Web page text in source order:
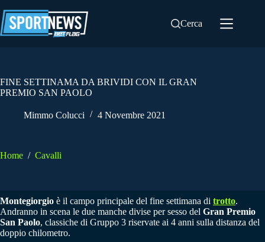
al
contenuto
Cerca
FINE SETTINAMA DA BRIVIDI CON IL GRAN
PREMIO SAN PAOLO
Mimmo Colucci 4 Novembre 2021
Home / Cavalli
Montegiorgio è il campo principale del fine settimana di trotto.
Andranno in scena le due manche divise per sesso del Gran Premio
San Paolo, classiche di Gruppo 3 riservate ai 4 anni sulla distanza del
doppio chilometro.